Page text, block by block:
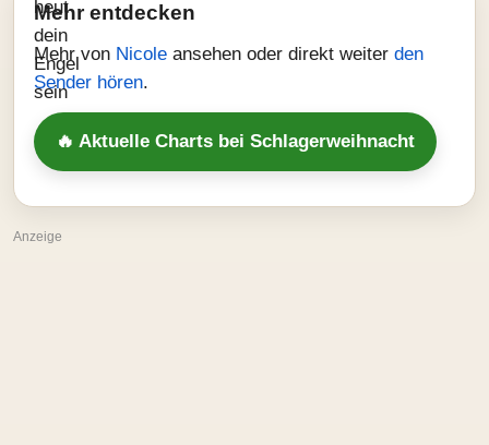
Mehr entdecken
Mehr von Nicole ansehen oder direkt weiter den
Sender hören.
🔥 Aktuelle Charts bei Schlagerweihnacht
Anzeige